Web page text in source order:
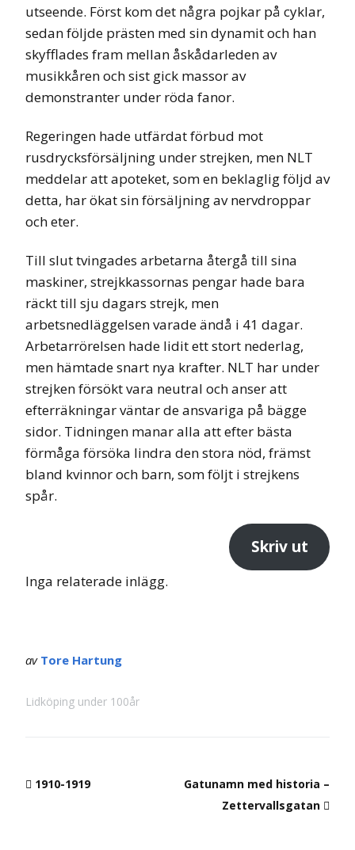
utseende. Först kom det några pojkar på cyklar,
sedan följde prästen med sin dynamit och han
skyfflades fram mellan åskådarleden av
musikkåren och sist gick massor av
demonstranter under röda fanor.
Regeringen hade utfärdat förbud mot
rusdrycksförsäljning under strejken, men NLT
meddelar att apoteket, som en beklaglig följd av
detta, har ökat sin försäljning av nervdroppar
och eter.
Till slut tvingades arbetarna återgå till sina
maskiner, strejkkassornas pengar hade bara
räckt till sju dagars strejk, men
arbetsnedläggelsen varade ändå i 41 dagar.
Arbetarrörelsen hade lidit ett stort nederlag,
men hämtade snart nya krafter. NLT har under
strejken försökt vara neutral och anser att
efterräkningar väntar de ansvariga på bägge
sidor. Tidningen manar alla att efter bästa
förmåga försöka lindra den stora nöd, främst
bland kvinnor och barn, som följt i strejkens
spår.
Skriv ut
Inga relaterade inlägg.
av Tore Hartung
Lidköping under 100år
1910-1919
Gatunamn med historia –
Zettervallsgatan